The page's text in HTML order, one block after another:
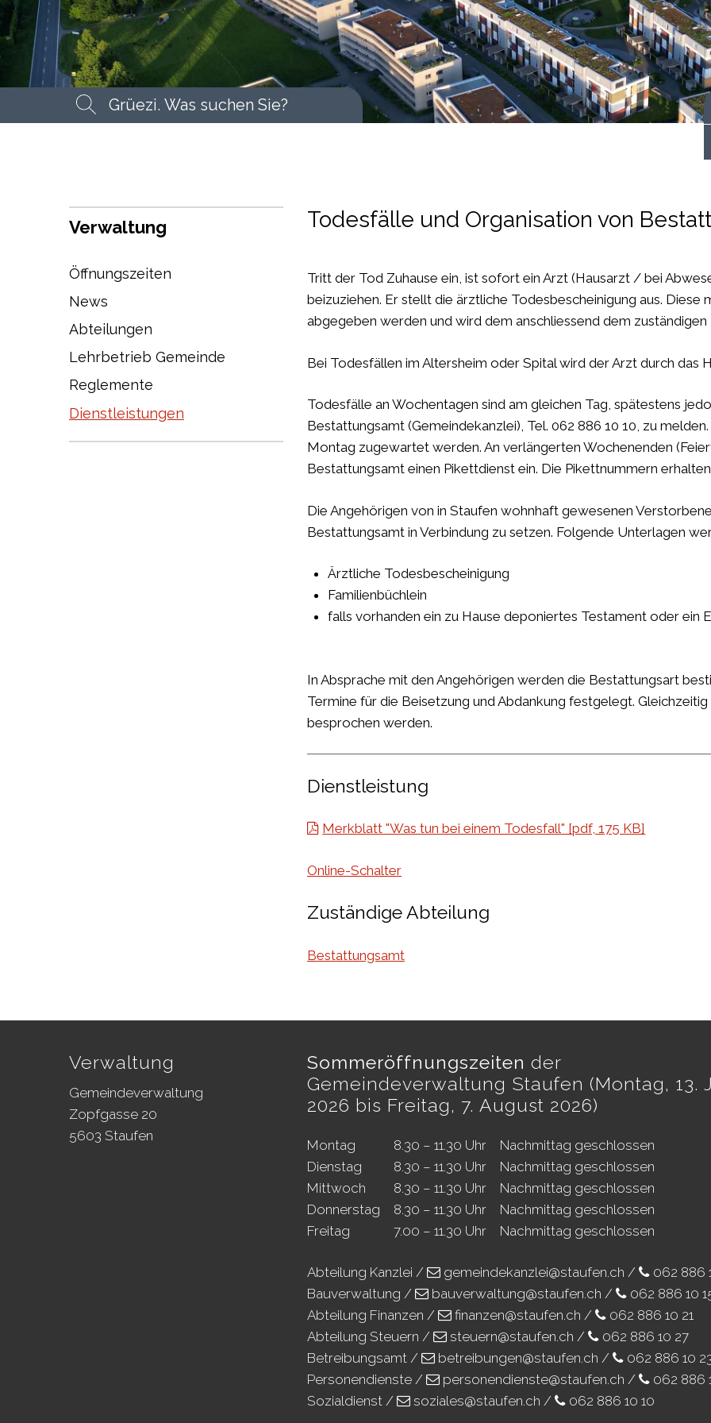
Suchbegriff Suche starten
Verwaltung
Öffnungszeiten
News
Abteilungen
Lehrbetrieb Gemeinde
Reglemente
Dienstleistungen
Todesfälle und Organisation von
Tritt der Tod Zuhause ein, ist sofort ein Arzt (Hausarzt / bei
beizuziehen. Er stellt die ärztliche Todesbescheinigung aus.
abgegeben werden und wird dem anschliessend dem
Bei Todesfällen im Altersheim oder Spital wird der Arzt durch das
Todesfälle an Wochentagen sind am gleichen Tag, spätestens
Bestattungsamt (Gemeindekanzlei), Tel. 062 886 10 10, zu
Montag zugewartet werden. An verlängerten Wochenenden
Bestattungsamt einen Pikettdienst ein. Die Pikettnummern
Die Angehörigen von in Staufen wohnhaft gewesenen
Bestattungsamt in Verbindung zu setzen. Folgende Unterlagen
Ärztliche Todesbescheinigung
Familienbüchlein
falls vorhanden ein zu Hause deponiertes Testament oder ein
In Absprache mit den Angehörigen werden die Bestattungsart
Termine für die Beisetzung und Abdankung festgelegt.
besprochen werden.
Dienstleistung
Merkblatt "Was tun bei einem Todesfall" [pdf, 175 KB]
Online-Schalter
Zuständige Abteilung
Bestattungsamt
Verwaltung
Gemeindeverwaltung
Zopfgasse 20
5603 Staufen
Sommeröffnungszeiten der
Gemeindeverwaltung Staufen (Montag, 13.
2026 bis Freitag, 7. August 2026)
Montag 8.30 – 11.30 Uhr
Nachmittag geschlossen
Dienstag 8.30 – 11.30 Uhr
Nachmittag geschlossen
Mittwoch 8.30 – 11.30 Uhr
Nachmittag geschlossen
Donnerstag 8.30 – 11.30 Uhr
Nachmittag geschlossen
Freitag 7.00 – 11.30 Uhr Nachmittag geschlossen
Abteilung Kanzlei / gemeindekanzlei@staufen.ch /
062 886
Bauverwaltung /
bauverwaltung@staufen.ch /
062 886 10
Abteilung Finanzen /
finanzen@staufen.ch /
062 886 10 21
Abteilung Steuern /
steuern@staufen.ch /
062 886 10 27
Betreibungsamt /
betreibungen@staufen.ch /
062 886 10
Personendienste /
personendienste@staufen.ch /
062 886
Sozialdienst /
soziales@staufen.ch / 062 886 10 10